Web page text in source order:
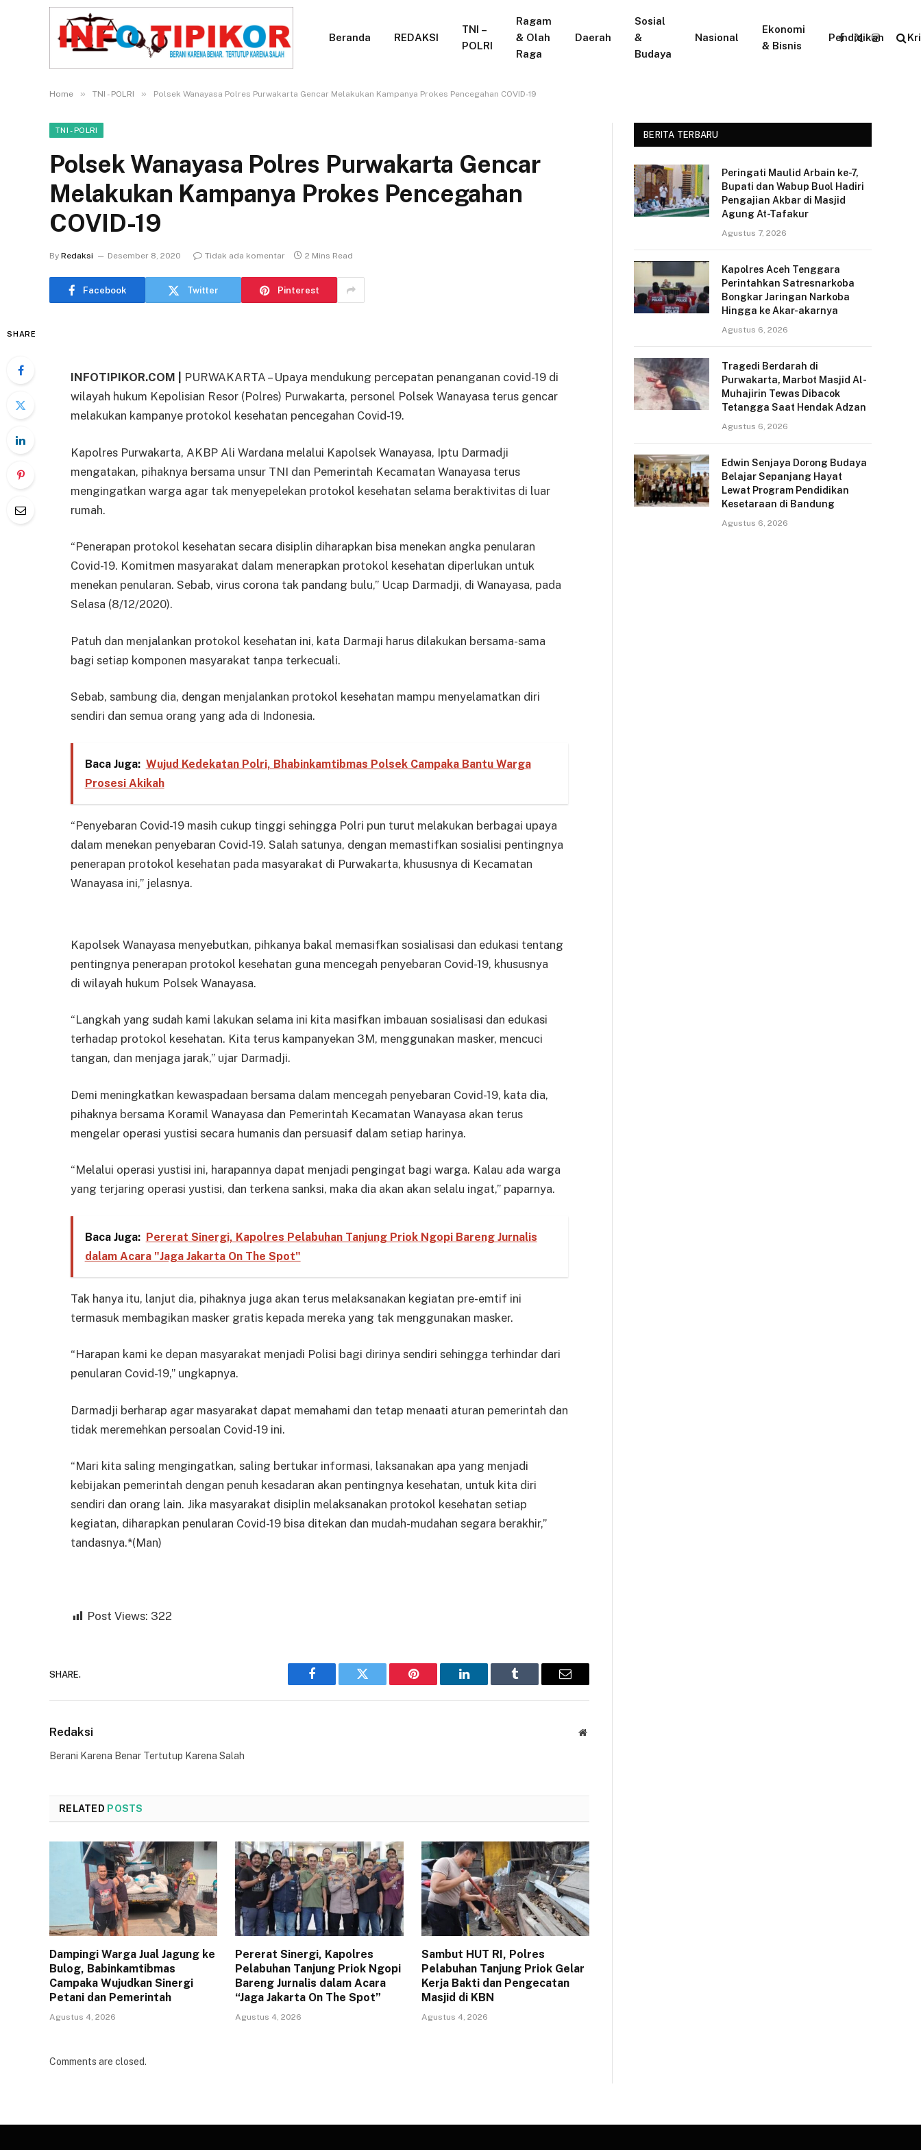
Beranda REDAKSI
TNI –
POLRI
Ragam
& Olah
Raga
Daerah
Sosial
&
Budaya
Nasional
Ekonomi
& Bisnis
Pendidikan
Facebook
X
Instagram
Home » TNI - POLRI » Polsek Wanayasa Polres Purwakarta Gencar Melakukan Kampanya Prokes Pencegahan COVID-19
TNI - POLRI
Polsek Wanayasa Polres Purwakarta Gencar
Melakukan Kampanya Prokes Pencegahan
COVID-19
By Redaksi Desember 8, 2020 Tidak ada komentar 2 Mins Read
Facebook Twitter Pinterest
SHARE
INFOTIPIKOR.COM | PURWAKARTA – Upaya mendukung percepatan penanganan covid-19 di
wilayah hukum Kepolisian Resor (Polres) Purwakarta, personel Polsek Wanayasa terus gencar
melakukan kampanye protokol kesehatan pencegahan Covid-19.
Kapolres Purwakarta, AKBP Ali Wardana melalui Kapolsek Wanayasa, Iptu Darmadji
mengatakan, pihaknya bersama unsur TNI dan Pemerintah Kecamatan Wanayasa terus
mengingatkan warga agar tak menyepelekan protokol kesehatan selama beraktivitas di luar
rumah.
“Penerapan protokol kesehatan secara disiplin diharapkan bisa menekan angka penularan
Covid-19. Komitmen masyarakat dalam menerapkan protokol kesehatan diperlukan untuk
menekan penularan. Sebab, virus corona tak pandang bulu,” Ucap Darmadji, di Wanayasa, pada
Selasa (8/12/2020).
Patuh dan menjalankan protokol kesehatan ini, kata Darmaji harus dilakukan bersama-sama
bagi setiap komponen masyarakat tanpa terkecuali.
Sebab, sambung dia, dengan menjalankan protokol kesehatan mampu menyelamatkan diri
sendiri dan semua orang yang ada di Indonesia.
Baca Juga: Wujud Kedekatan Polri, Bhabinkamtibmas Polsek Campaka Bantu Warga
Prosesi Akikah
“Penyebaran Covid-19 masih cukup tinggi sehingga Polri pun turut melakukan berbagai upaya
dalam menekan penyebaran Covid-19. Salah satunya, dengan memastifkan sosialisi pentingnya
penerapan protokol kesehatan pada masyarakat di Purwakarta, khususnya di Kecamatan
Wanayasa ini,” jelasnya.
Kapolsek Wanayasa menyebutkan, pihkanya bakal memasifkan sosialisasi dan edukasi tentang
pentingnya penerapan protokol kesehatan guna mencegah penyebaran Covid-19, khususnya
di wilayah hukum Polsek Wanayasa.
“Langkah yang sudah kami lakukan selama ini kita masifkan imbauan sosialisasi dan edukasi
terhadap protokol kesehatan. Kita terus kampanyekan 3M, menggunakan masker, mencuci
tangan, dan menjaga jarak,” ujar Darmadji.
Demi meningkatkan kewaspadaan bersama dalam mencegah penyebaran Covid-19, kata dia,
pihaknya bersama Koramil Wanayasa dan Pemerintah Kecamatan Wanayasa akan terus
mengelar operasi yustisi secara humanis dan persuasif dalam setiap harinya.
“Melalui operasi yustisi ini, harapannya dapat menjadi pengingat bagi warga. Kalau ada warga
yang terjaring operasi yustisi, dan terkena sanksi, maka dia akan akan selalu ingat,” paparnya.
Baca Juga:
Pererat Sinergi, Kapolres Pelabuhan Tanjung Priok Ngopi Bareng Jurnalis
dalam Acara "Jaga Jakarta On The Spot"
Tak hanya itu, lanjut dia, pihaknya juga akan terus melaksanakan kegiatan pre-emtif ini
termasuk membagikan masker gratis kepada mereka yang tak menggunakan masker.
“Harapan kami ke depan masyarakat menjadi Polisi bagi dirinya sendiri sehingga terhindar dari
penularan Covid-19,” ungkapnya.
Darmadji berharap agar masyarakat dapat memahami dan tetap menaati aturan pemerintah dan
tidak meremehkan persoalan Covid-19 ini.
“Mari kita saling mengingatkan, saling bertukar informasi, laksanakan apa yang menjadi
kebijakan pemerintah dengan penuh kesadaran akan pentingnya kesehatan, untuk kita diri
sendiri dan orang lain. Jika masyarakat disiplin melaksanakan protokol kesehatan setiap
kegiatan, diharapkan penularan Covid-19 bisa ditekan dan mudah-mudahan segara berakhir,”
tandasnya.*(Man)
Post Views: 322
SHARE.
Facebook Twitter Pinterest LinkedIn Tumblr Email
Redaksi Website
Berani Karena Benar Tertutup Karena Salah
RELATED POSTS
Dampingi Warga Jual Jagung ke
Bulog, Babinkamtibmas
Campaka Wujudkan Sinergi
Petani dan Pemerintah
Agustus 4, 2026
Pererat Sinergi, Kapolres
Pelabuhan Tanjung Priok Ngopi
Bareng Jurnalis dalam Acara
“Jaga Jakarta On The Spot”
Agustus 4, 2026
Sambut HUT RI, Polres
Pelabuhan Tanjung Priok Gelar
Kerja Bakti dan Pengecatan
Masjid di KBN
Agustus 4, 2026
Comments are closed.
BERITA TERBARU
Peringati Maulid Arbain ke-7,
Bupati dan Wabup Buol Hadiri
Pengajian Akbar di Masjid
Agung At-Tafakur
Agustus 7, 2026
Kapolres Aceh Tenggara
Perintahkan Satresnarkoba
Bongkar Jaringan Narkoba
Hingga ke Akar-akarnya
Agustus 6, 2026
Tragedi Berdarah di
Purwakarta, Marbot Masjid Al-
Muhajirin Tewas Dibacok
Tetangga Saat Hendak Adzan
Agustus 6, 2026
Edwin Senjaya Dorong Budaya
Belajar Sepanjang Hayat
Lewat Program Pendidikan
Kesetaraan di Bandung
Agustus 6, 2026